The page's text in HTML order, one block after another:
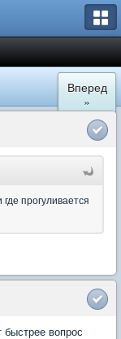
Вперед
»
прогуливается
вопрос